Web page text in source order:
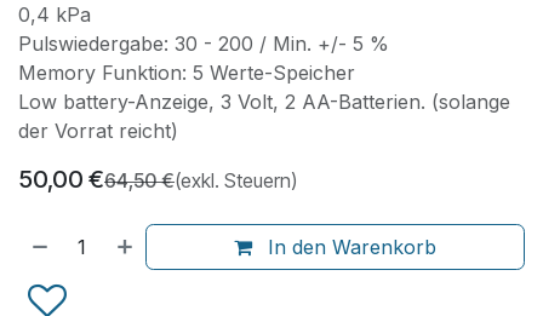
0,4 kPa
Pulswiedergabe: 30 - 200 / Min. +/- 5 %
Memory Funktion: 5 Werte-Speicher
Low battery-Anzeige, 3 Volt, 2 AA-Batterien. (solange
der Vorrat reicht)
50,00 €64,50€(exkl. Steuern)
In den Warenkorb